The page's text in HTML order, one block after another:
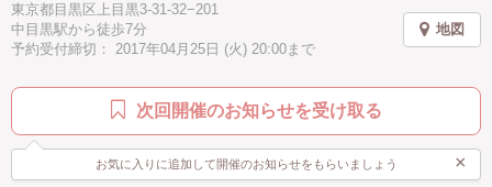
東京都目黒区上目黒3-31-32−201
中目黒駅から徒歩7分
予約受付締切： 2017年04月25日 (火) 20:00まで
地図
次回開催のお知らせを受け取る
お気に入りに追加して開催のお知らせをもらいましょう ×